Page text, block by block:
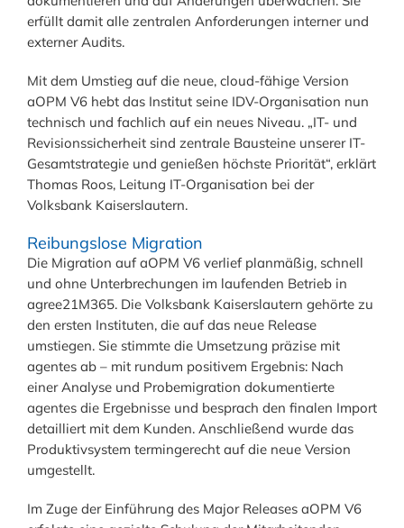
erfüllt damit alle zentralen Anforderungen interner und
externer Audits.
Mit dem Umstieg auf die neue, cloud-fähige Version
aOPM V6 hebt das Institut seine IDV-Organisation nun
technisch und fachlich auf ein neues Niveau. „IT- und
Revisionssicherheit sind zentrale Bausteine unserer IT-
Gesamtstrategie und genießen höchste Priorität“, erklärt
Thomas Roos, Leitung IT-Organisation bei der
Volksbank Kaiserslautern.
Reibungslose Migration
Die Migration auf aOPM V6 verlief planmäßig, schnell
und ohne Unterbrechungen im laufenden Betrieb in
agree21M365. Die Volksbank Kaiserslautern gehörte zu
den ersten Instituten, die auf das neue Release
umstiegen. Sie stimmte die Umsetzung präzise mit
agentes ab – mit rundum positivem Ergebnis: Nach
einer Analyse und Probemigration dokumentierte
agentes die Ergebnisse und besprach den finalen Import
detailliert mit dem Kunden. Anschließend wurde das
Produktivsystem termingerecht auf die neue Version
umgestellt.
Im Zuge der Einführung des Major Releases aOPM V6